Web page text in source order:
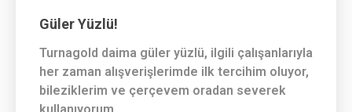
Güler Yüzlü!
Turnagold daima güler yüzlü, ilgili çalışanlarıyla
her zaman alışverişlerimde ilk tercihim oluyor,
bileziklerim ve çerçevem oradan severek